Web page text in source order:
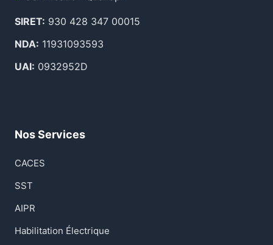
SIRET: 930 428 347 00015
NDA: 11931093593
UAI: 0932952D
Nos Services
CACES
SST
AIPR
Habilitation Électrique